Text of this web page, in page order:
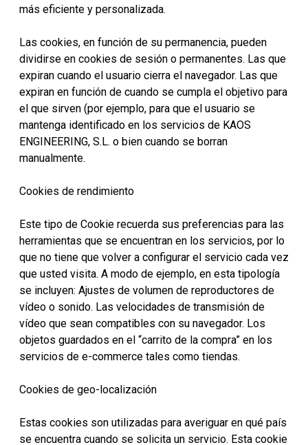
más eficiente y personalizada.
Las cookies, en función de su permanencia, pueden
dividirse en cookies de sesión o permanentes. Las que
expiran cuando el usuario cierra el navegador. Las que
expiran en función de cuando se cumpla el objetivo para
el que sirven (por ejemplo, para que el usuario se
mantenga identificado en los servicios de KAOS
ENGINEERING, S.L. o bien cuando se borran
manualmente.
Cookies de rendimiento
Este tipo de Cookie recuerda sus preferencias para las
herramientas que se encuentran en los servicios, por lo
que no tiene que volver a configurar el servicio cada vez
que usted visita. A modo de ejemplo, en esta tipología
se incluyen: Ajustes de volumen de reproductores de
vídeo o sonido. Las velocidades de transmisión de
vídeo que sean compatibles con su navegador. Los
objetos guardados en el “carrito de la compra” en los
servicios de e-commerce tales como tiendas.
Cookies de geo-localización
Estas cookies son utilizadas para averiguar en qué país
se encuentra cuando se solicita un servicio. Esta cookie